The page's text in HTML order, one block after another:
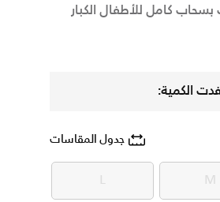
كامل للأطفال الكبار
الكمية:
جدول المقاسات
M
M
L
L